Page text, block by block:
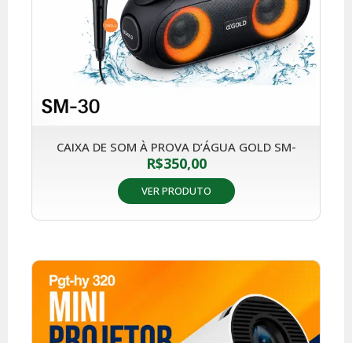
CAIXA DE SOM À PROVA D’ÁGUA GOLD SM-
R$350,00
VER PRODUTO